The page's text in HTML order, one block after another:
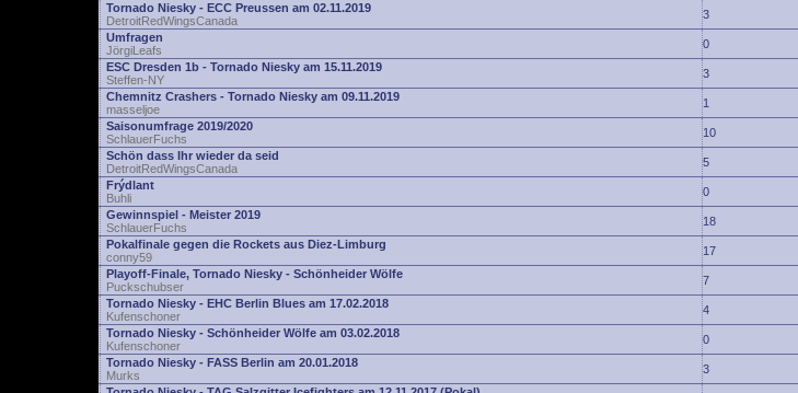
Tornado Niesky - ECC Preussen am 02.11.2019
DetroitRedWingsCanada
3
Umfragen
JörgiLeafs
0
ESC Dresden 1b - Tornado Niesky am 15.11.2019
Steffen-NY
3
Chemnitz Crashers - Tornado Niesky am 09.11.2019
masseljoe
1
Saisonumfrage 2019/2020
SchlauerFuchs
10
Schön dass Ihr wieder da seid
DetroitRedWingsCanada
5
Frýdlant
Buhli
0
Gewinnspiel - Meister 2019
SchlauerFuchs
18
Pokalfinale gegen die Rockets aus Diez-Limburg
conny59
17
Playoff-Finale, Tornado Niesky - Schönheider Wölfe
Puckschubser
7
Tornado Niesky - EHC Berlin Blues am 17.02.2018
Kufenschoner
4
Tornado Niesky - Schönheider Wölfe am 03.02.2018
Kufenschoner
0
Tornado Niesky - FASS Berlin am 20.01.2018
Murks
3